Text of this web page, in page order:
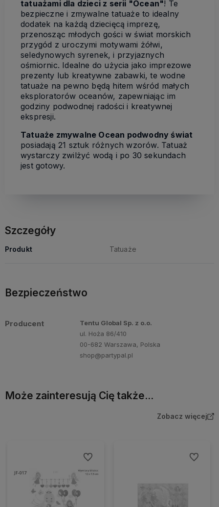
tatuażami dla dzieci z serii "Ocean"! Te
bezpieczne i zmywalne tatuaże to idealny
dodatek na każdą dziecięcą imprezę,
przenosząc młodych gości w świat morskich
przygód z uroczymi motywami żółwi,
seledynowych syrenek, i przyjaznych
ośmiornic. Idealne do użycia jako imprezowe
prezenty lub kreatywne zabawki, te wodne
tatuaże na pewno będą hitem wśród małych
eksploratorów oceanów, zapewniając im
godziny podwodnej radości i kreatywnej
ekspresji.
Tatuaże zmywalne Ocean podwodny świat
posiadają 21 sztuk różnych wzorów. Tatuaż
wystarczy zwilżyć wodą i po 30 sekundach
jest gotowy.
Szczegóły
Produkt Tatuaże
Bezpieczeństwo
Producent
Tentu Global Sp. z o.o.
ul. Hoża 86/410
00-682 Warszawa, Polska
shop@partypal.pl
Może zainteresują Cię także...
Zobacz więcej
Do ulubionych Do